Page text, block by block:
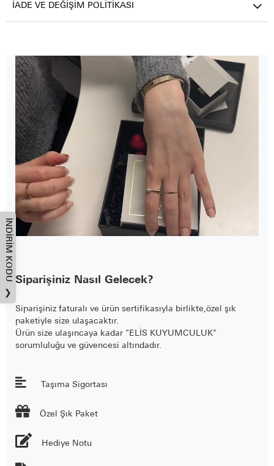
İADE VE DEĞIŞIM POLITIKASI
Siparişiniz Nasıl Gelecek?
Siparişiniz faturalı ve ürün sertifikasıyla birlikte,özel şık
paketiyle size ulaşacaktır.
Ürün size ulaşıncaya kadar "ELİS KUYUMCULUK"
sorumluluğu ve güvencesi altındadır.
Taşıma Sigortası
 Özel Şık Paket
Hediye Notu
İNDIRIM KODU
❯